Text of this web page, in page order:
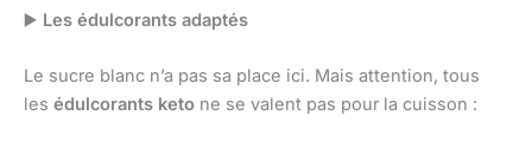
▶ ️ Les édulcorants adaptés
Le sucre blanc n’a pas sa place ici. Mais attention, tous
les édulcorants keto ne se valent pas pour la cuisson :